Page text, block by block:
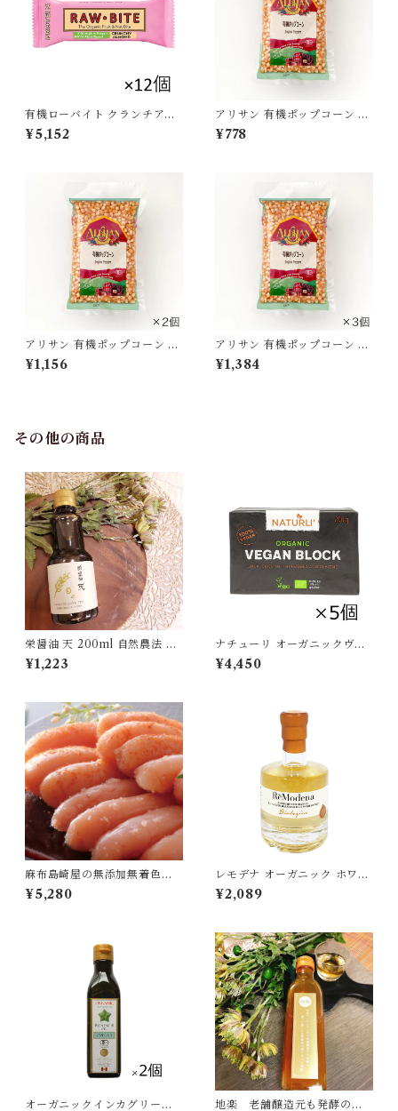
有機ローバイト クランチアー
モンド プロテイン45g×12個セ
ット[ポスト投函・送料無料]
¥5,152
アリサン 有機ポップコーン 25
0g[ポスト投函・送料無料]
¥778
アリサン 有機ポップコーン 25
0g ×2個セット[ポスト投函・
送料無料]
¥1,156
アリサン 有機ポップコーン 25
0g ×3個セット[ポスト投函・
送料無料]
¥1,384
その他の商品
栄醤油 天 200ml 自然農法 天
然菌 蔵付き麹菌 本醸造 濃口醤
油 国産丸大豆 国産小麦使用
¥1,223
ナチューリ オーガニックヴィ
ーガンブロック 200g×5個セ
ット NATURLI ビーガンバタ
ジタブルスプレッド[クール便]
¥4,450
麻布島崎屋の無添加無着色た
らこプラチナ 150g×3箱セット
[冷凍・クール便]
¥5,280
レモデナ オーガニック ホワイ
ト バルサミコ 100ml ReMod
ena 有機バルサミコ酢 イタリ
¥2,089
オーガニックインカグリーン 地楽 老舗醸造元も発酵の凄